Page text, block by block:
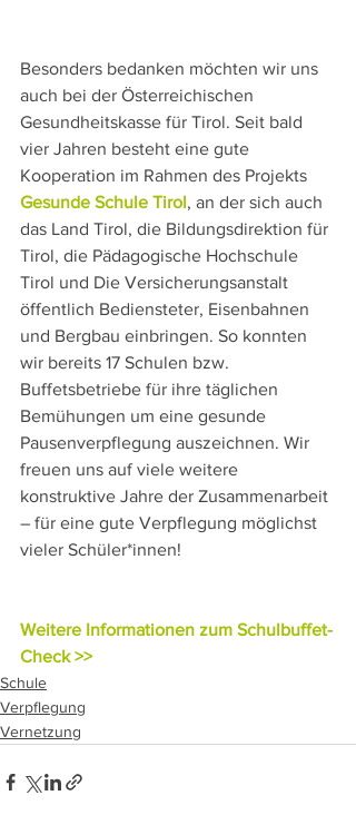
Besonders bedanken möchten wir uns
auch bei der Österreichischen
Gesundheitskasse für Tirol. Seit bald
vier Jahren besteht eine gute
Kooperation im Rahmen des Projekts
Gesunde Schule Tirol, an der sich auch
das Land Tirol, die Bildungsdirektion für
Tirol, die Pädagogische Hochschule
Tirol und Die Versicherungsanstalt
öffentlich Bediensteter, Eisenbahnen
und Bergbau einbringen. So konnten
wir bereits 17 Schulen bzw.
Buffetsbetriebe für ihre täglichen
Bemühungen um eine gesunde
Pausenverpflegung auszeichnen. Wir
freuen uns auf viele weitere
konstruktive Jahre der Zusammenarbeit
– für eine gute Verpflegung möglichst
vieler Schüler*innen!
Weitere Informationen zum Schulbuffet-
Check >>
Schule
Verpflegung
Vernetzung